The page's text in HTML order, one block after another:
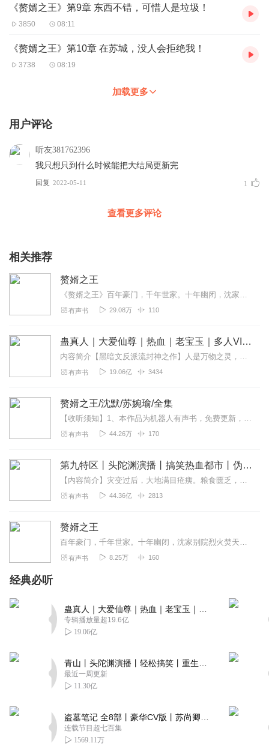
《赘婿之王》第9章 东西不错，可惜人是垃圾！
3850 08:11
《赘婿之王》第10章 在苏城，没人会拒绝我！
3738 08:19
加载更多
用户评论
听友381762396
我只想只到什么时候能把大结局更新完
回复 2022-05-11 1
查看更多评论
相关推荐
赘婿之王
《赘婿之王》百年豪门，千年世家。十年幽闭，沈家别院烈火焚天。烧完了残垣断壁，燃不尽恩怨情仇。入赘三年，一朝放逐。时隔经年，苏城再掀风云涌动。归去时丧家之犬...
有声书 29.08万 110
蛊真人｜大爱仙尊｜热血｜老宝玉｜多人VIP免费有声剧
内容简介【黑暗文反派流封神之作】人是万物之灵，蛊是天地真精。一个穿越者不断重生的故事。一个养蛊、炼蛊、用蛊的奇特世界。配音组（男角色）老宝玉旁白...
有声书 19.06亿 3434
赘婿之王/沈默/苏婉瑜/全集
【收听须知】1、本作品为机器人有声书，免费更新，可收听、可下载、重复收听。2、如想快速阅读全版小说，可以在微信中搜索公众号【生财文学】，关注并回复小说编号【10...
有声书 44.26万 170
第九特区丨头陀渊演播丨搞笑热血都市丨伪戒丨VIP免费多人有声剧
【内容简介】灾变过后，大地满目疮痍。粮食匮乏，资源紧俏，局势混乱……一位从待规划区杀出来的青年，背对着漫天黄沙，孤身来到九区谋生，却不曾想偶然结识三五好友，一念...
有声书 44.36亿 2813
赘婿之王
百年豪门，千年世家。十年幽闭，沈家别院烈火焚天。烧完了残垣断壁，燃不尽恩怨情仇。入赘三年，一朝放逐。【收听须知】1、该专辑免费收听。2、由于音频节目更新的比较慢...
有声书 8.25万 160
经典必听
专辑播放量超19.6亿
19.06亿
最近一周更新
11.30亿
连载节目超七百集
1569.11万